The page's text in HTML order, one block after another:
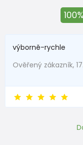
100%
výborně-rychle
Ověřený zákazník,